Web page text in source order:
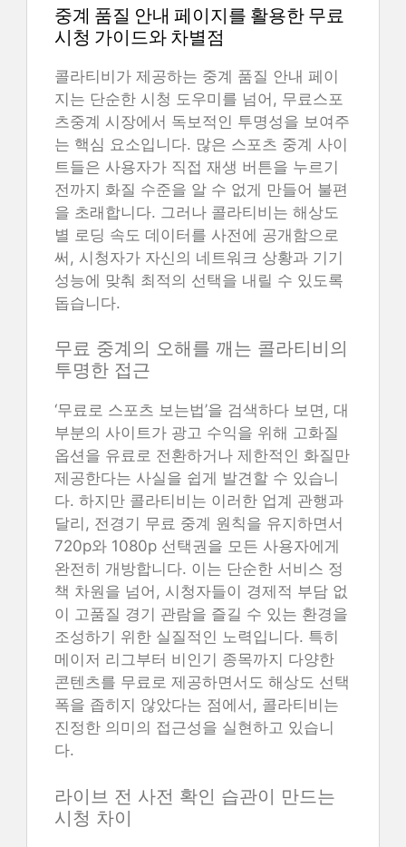
중계 품질 안내 페이지를 활용한 무료
시청 가이드와 차별점
콜라티비가 제공하는 중계 품질 안내 페이
지는 단순한 시청 도우미를 넘어, 무료스포
츠중계 시장에서 독보적인 투명성을 보여주
는 핵심 요소입니다. 많은 스포츠 중계 사이
트들은 사용자가 직접 재생 버튼을 누르기
전까지 화질 수준을 알 수 없게 만들어 불편
을 초래합니다. 그러나 콜라티비는 해상도
별 로딩 속도 데이터를 사전에 공개함으로
써, 시청자가 자신의 네트워크 상황과 기기
성능에 맞춰 최적의 선택을 내릴 수 있도록
돕습니다.
무료 중계의 오해를 깨는 콜라티비의
투명한 접근
‘무료로 스포츠 보는법’을 검색하다 보면, 대
부분의 사이트가 광고 수익을 위해 고화질
옵션을 유료로 전환하거나 제한적인 화질만
제공한다는 사실을 쉽게 발견할 수 있습니
다. 하지만 콜라티비는 이러한 업계 관행과
달리, 전경기 무료 중계 원칙을 유지하면서
720p와 1080p 선택권을 모든 사용자에게
완전히 개방합니다. 이는 단순한 서비스 정
책 차원을 넘어, 시청자들이 경제적 부담 없
이 고품질 경기 관람을 즐길 수 있는 환경을
조성하기 위한 실질적인 노력입니다. 특히
메이저 리그부터 비인기 종목까지 다양한
콘텐츠를 무료로 제공하면서도 해상도 선택
폭을 좁히지 않았다는 점에서, 콜라티비는
진정한 의미의 접근성을 실현하고 있습니
다.
라이브 전 사전 확인 습관이 만드는
시청 차이